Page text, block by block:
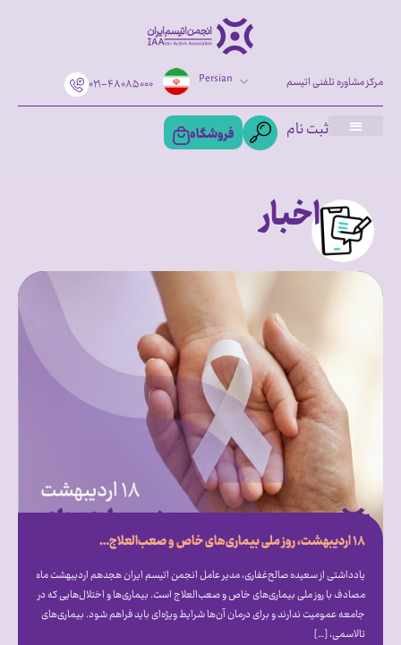
۰۲۱-۴۸۰۸۵۰۰۰ Persian مرکز مشاوره تلفنی اتیسم
ثبت نام فروشگاه
اخبار
۱۸ اردیبهشت، روز ملی بیماری‌‎های خاص و صعب‌‎العلاج: از فرهنگ‌‎سازی تا قانون‌‎گذاری
یادداشتی از سعیده صالح‎‌غفاری، مدیر عامل انجمن اتیسم ایران هجدهم اردیبهشت ماه
مصادف با روز ملی بیماری‎‌های خاص و صعب‎‌العلاج است. بیماری‎‌ها و اختلال‎‌هایی که در
جامعه عمومیت ندارند و برای درمان آن‌ها شرایط ویژه‎‌ای باید فراهم شود. بیماری‌های
تالاسمی، […]